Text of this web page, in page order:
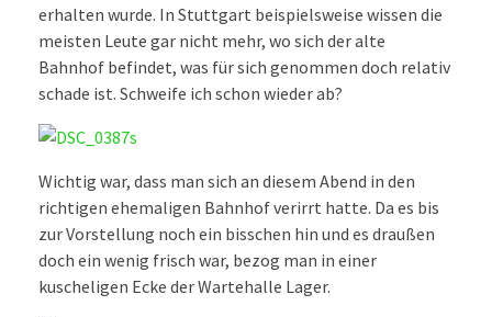
erhalten wurde. In Stuttgart beispielsweise wissen die
meisten Leute gar nicht mehr, wo sich der alte
Bahnhof befindet, was für sich genommen doch relativ
schade ist. Schweife ich schon wieder ab?
Wichtig war, dass man sich an diesem Abend in den
richtigen ehemaligen Bahnhof verirrt hatte. Da es bis
zur Vorstellung noch ein bisschen hin und es draußen
doch ein wenig frisch war, bezog man in einer
kuscheligen Ecke der Wartehalle Lager.